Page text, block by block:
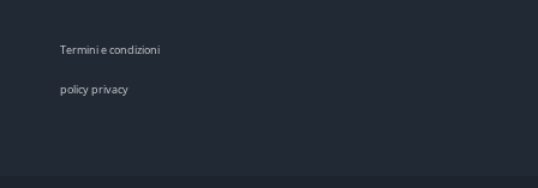
Termini e condizioni
policy privacy